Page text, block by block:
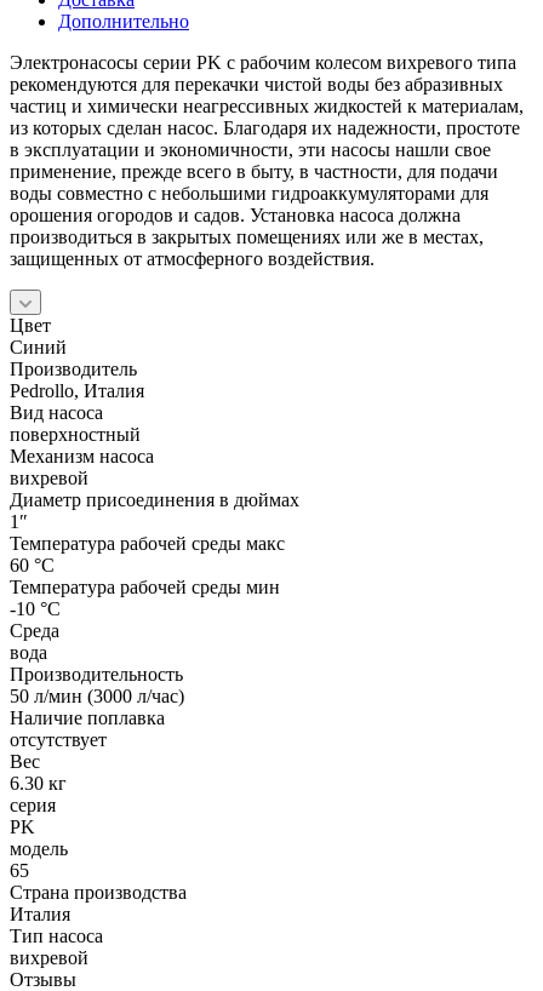
Дополнительно
Электронасосы серии PK с рабочим колесом вихревого типа
рекомендуются для перекачки чистой воды без абразивных
частиц и химически неагрессивных жидкостей к материалам,
из которых сделан насос. Благодаря их надежности, простоте
в эксплуатации и экономичности, эти насосы нашли свое
применение, прежде всего в быту, в частности, для подачи
воды совместно с небольшими гидроаккумуляторами для
орошения огородов и садов. Установка насоса должна
производиться в закрытых помещениях или же в местах,
защищенных от атмосферного воздействия.
Цвет
Синий
Производитель
Pedrollo, Италия
Вид насоса
поверхностный
Механизм насоса
вихревой
Диаметр присоединения в дюймах
1″
Температура рабочей среды макс
60 °С
Температура рабочей среды мин
-10 °С
Среда
вода
Производительность
50 л/мин (3000 л/час)
Наличие поплавка
отсутствует
Вес
6.30 кг
серия
PK
модель
65
Страна производства
Италия
Тип насоса
вихревой
Отзывы